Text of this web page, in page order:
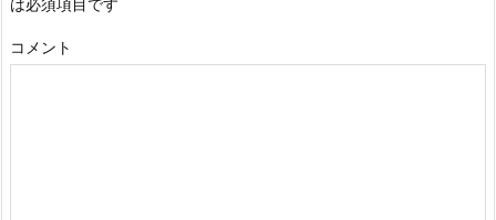
は必須項目です
コメント